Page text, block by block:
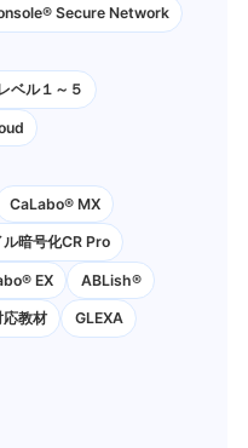
Secure Network
ベル１～５
CaLabo® MX
ル暗号化CR Pro
EX ABLish®
教材 GLEXA